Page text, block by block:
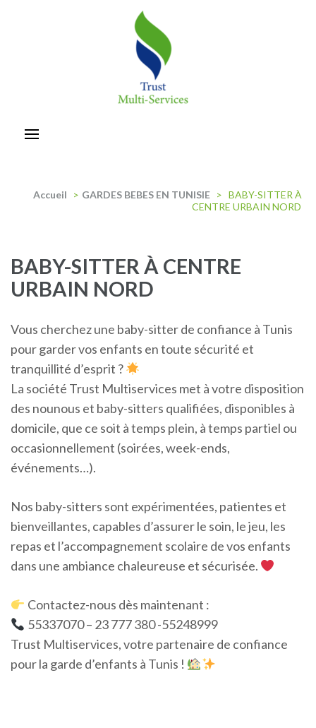
Accueil > GARDES BEBES EN TUNISIE > BABY-SITTER À
CENTRE URBAIN NORD
BABY-SITTER À CENTRE
URBAIN NORD
Vous cherchez une baby-sitter de confiance à Tunis
pour garder vos enfants en toute sécurité et
tranquillité d’esprit ?
La société Trust Multiservices met à votre disposition
des nounous et baby-sitters qualifiées, disponibles à
domicile, que ce soit à temps plein, à temps partiel ou
occasionnellement (soirées, week-ends,
événements…).
Nos baby-sitters sont expérimentées, patientes et
bienveillantes, capables d’assurer le soin, le jeu, les
repas et l’accompagnement scolaire de vos enfants
dans une ambiance chaleureuse et sécurisée.
Contactez-nous dès maintenant :
55337070 – 23 777 380 -55248999
Trust Multiservices, votre partenaire de confiance
pour la garde d’enfants à Tunis !